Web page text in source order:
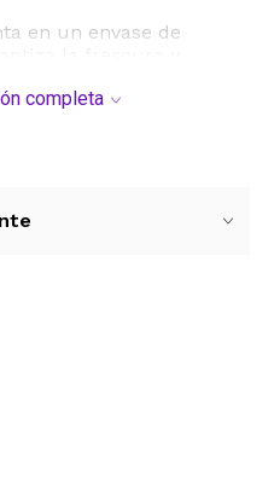
en un envase de
nueces y
y detalles del
completa